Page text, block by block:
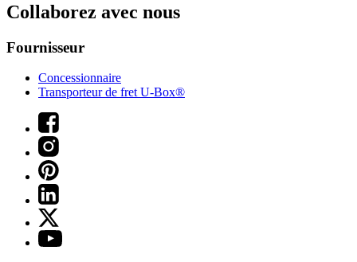
Collaborez avec nous
Fournisseur
Concessionnaire
Transporteur de fret U-Box®